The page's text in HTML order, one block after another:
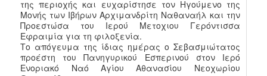
της περιοχής και ευχαρίστησε τον Ηγούμενο της
Μονής των Ιβήρων Αρχιμανδρίτη Ναθαναήλ και την
Προεστώσα του Ιερού Μετοχιου Γερόντισσα
Εφραιμία για τη φιλοξενία.
Το απόγευμα της ίδιας ημέρας ο Σεβασμιώτατος
προέστη του Πανηγυρικού Εσπερινού στον Ιερό
Ενοριακό Ναό Αγίου Αθανασίου Νεοχωρίου